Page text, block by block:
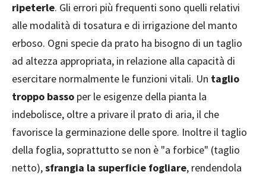
ripeterle. Gli errori più frequenti sono quelli relativi
alle modalità di tosatura e di irrigazione del manto
erboso. Ogni specie da prato ha bisogno di un taglio
ad altezza appropriata, in relazione alla capacità di
esercitare normalmente le funzioni vitali. Un taglio
troppo basso per le esigenze della pianta la
indebolisce, oltre a privare il prato di aria, il che
favorisce la germinazione delle spore. Inoltre il taglio
della foglia, soprattutto se non è "a forbice" (taglio
netto),sfrangia la superficie fogliare, rendendola